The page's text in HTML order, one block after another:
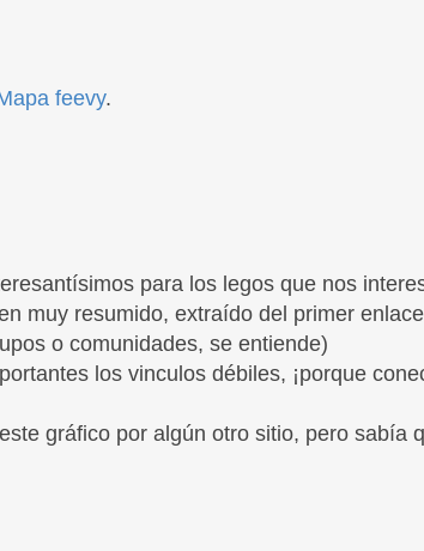
feevy.
para los legos que nos
muy resumido, extraído del primer
o comunidades, se entiende)
los vinculos débiles, ¡porque
gráfico por algún otro sitio, pero sabía